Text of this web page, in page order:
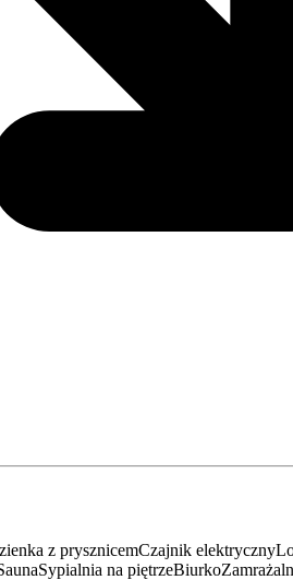
z prysznicemCzajnik elektryczny
Sypialnia na piętrzeBiurko